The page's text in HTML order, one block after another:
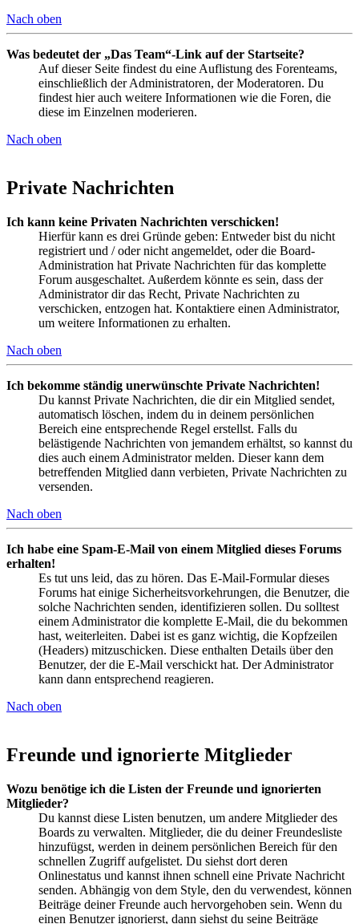
Nach oben
Was bedeutet der „Das Team“-Link auf der Startseite?
Auf dieser Seite findest du eine Auflistung des Forenteams,
einschließlich der Administratoren, der Moderatoren. Du
findest hier auch weitere Informationen wie die Foren, die
diese im Einzelnen moderieren.
Nach oben
Private Nachrichten
Ich kann keine Privaten Nachrichten verschicken!
Hierfür kann es drei Gründe geben: Entweder bist du nicht
registriert und / oder nicht angemeldet, oder die Board-
Administration hat Private Nachrichten für das komplette
Forum ausgeschaltet. Außerdem könnte es sein, dass der
Administrator dir das Recht, Private Nachrichten zu
verschicken, entzogen hat. Kontaktiere einen Administrator,
um weitere Informationen zu erhalten.
Nach oben
Ich bekomme ständig unerwünschte Private Nachrichten!
Du kannst Private Nachrichten, die dir ein Mitglied sendet,
automatisch löschen, indem du in deinem persönlichen
Bereich eine entsprechende Regel erstellst. Falls du
belästigende Nachrichten von jemandem erhältst, so kannst du
dies auch einem Administrator melden. Dieser kann dem
betreffenden Mitglied dann verbieten, Private Nachrichten zu
versenden.
Nach oben
Ich habe eine Spam-E-Mail von einem Mitglied dieses Forums
erhalten!
Es tut uns leid, das zu hören. Das E-Mail-Formular dieses
Forums hat einige Sicherheitsvorkehrungen, die Benutzer, die
solche Nachrichten senden, identifizieren sollen. Du solltest
einem Administrator die komplette E-Mail, die du bekommen
hast, weiterleiten. Dabei ist es ganz wichtig, die Kopfzeilen
(Headers) mitzuschicken. Diese enthalten Details über den
Benutzer, der die E-Mail verschickt hat. Der Administrator
kann dann entsprechend reagieren.
Nach oben
Freunde und ignorierte Mitglieder
Wozu benötige ich die Listen der Freunde und ignorierten
Mitglieder?
Du kannst diese Listen benutzen, um andere Mitglieder des
Boards zu verwalten. Mitglieder, die du deiner Freundesliste
hinzufügst, werden in deinem persönlichen Bereich für den
schnellen Zugriff aufgelistet. Du siehst dort deren
Onlinestatus und kannst ihnen schnell eine Private Nachricht
senden. Abhängig von dem Style, den du verwendest, können
Beiträge deiner Freunde auch hervorgehoben sein. Wenn du
einen Benutzer ignorierst, dann siehst du seine Beiträge